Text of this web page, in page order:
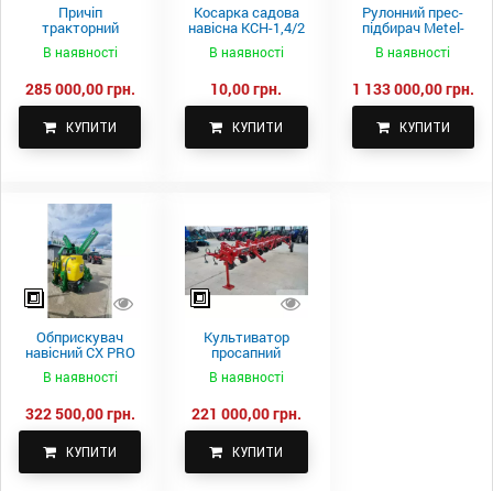
Причіп
тракторний
самоскидний
Spike 2 ПТС-4
В наявності
285 000,00 грн.
КУПИТИ
Косарка садова
навісна КСН-1,4/2
В наявності
10,00 грн.
КУПИТИ
Рулонний прес-
підбирач Metel-
Fach Z 587
В наявності
1 133 000,00 грн.
КУПИТИ
Обприскувач
навісний CX PRO
В наявності
322 500,00 грн.
КУПИТИ
Культиватор
просапний
КПН-5,6-05
В наявності
221 000,00 грн.
КУПИТИ